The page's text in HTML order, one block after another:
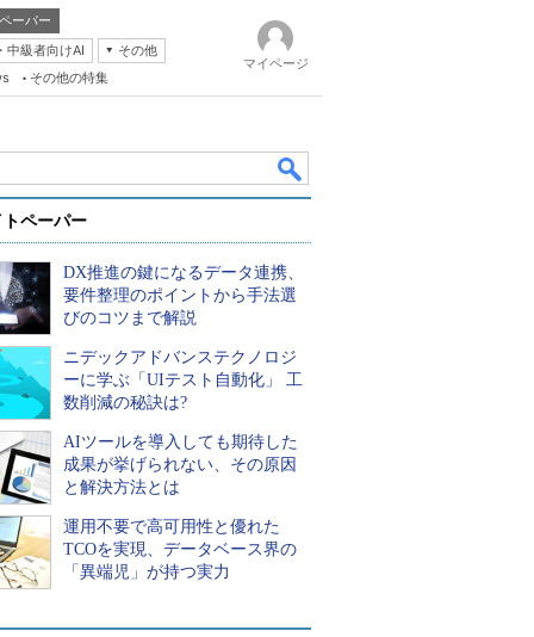
ーパー
中級者向けAI
その他
その他の特集
マイページ
ペーパー
DX推進の鍵になるデータ連携、
要件整理のポイントから手法選
びのコツまで解説
ニデックアドバンステクノロジ
ーに学ぶ「UIテスト自動化」 工
数削減の秘訣は?
AIツールを導入しても期待した
成果が挙げられない、その原因
と解決方法とは
運用不要で高可用性と優れた
TCOを実現、データベース界の
「異端児」が持つ実力